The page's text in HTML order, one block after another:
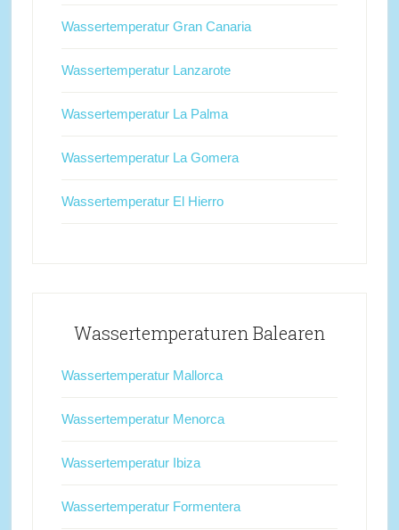
Wassertemperatur Gran Canaria
Wassertemperatur Lanzarote
Wassertemperatur La Palma
Wassertemperatur La Gomera
Wassertemperatur El Hierro
Wassertemperaturen Balearen
Wassertemperatur Mallorca
Wassertemperatur Menorca
Wassertemperatur Ibiza
Wassertemperatur Formentera